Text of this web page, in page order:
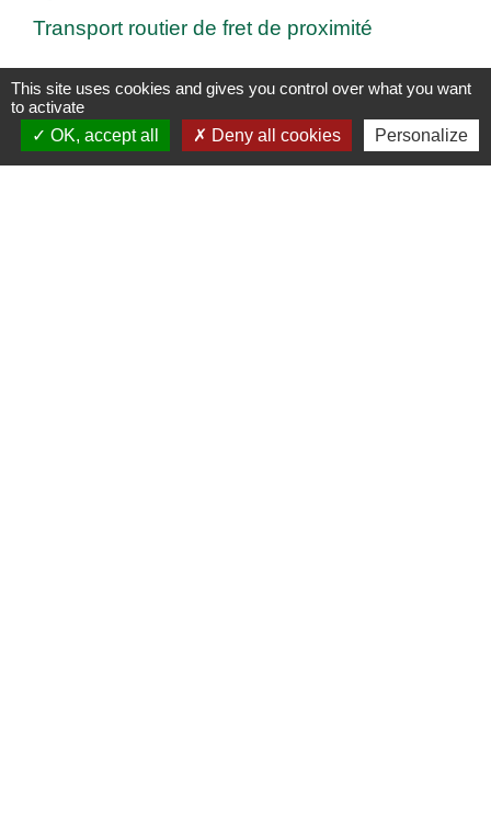
Transport routier de fret de proximité
1 -2 -3 -4-5-6-7-8 -9
This site uses cookies and gives you control over what you want
to activate
OK, accept all
Deny all cookies Personalize